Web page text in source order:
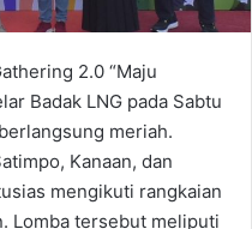
2.0 “Maju
Badak LNG pada Sabtu
meriah.
Kanaan, dan
mengikuti rangkaian
Lomba tersebut meliputi